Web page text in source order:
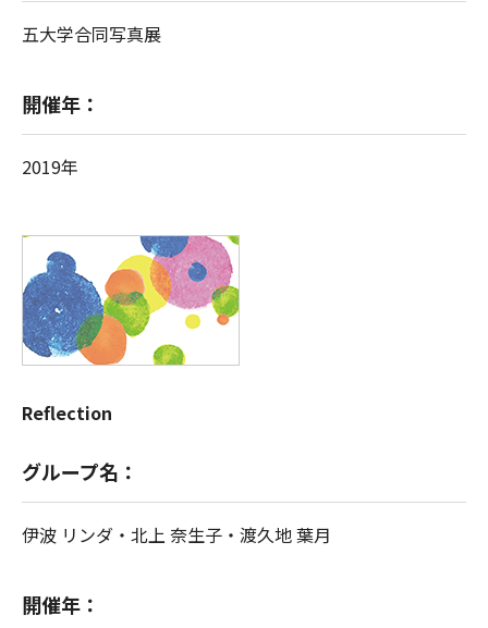
五大学合同写真展
開催年：
2019年
Reflection
グループ名：
伊波 リンダ・北上 奈生子・渡久地 葉月
開催年：